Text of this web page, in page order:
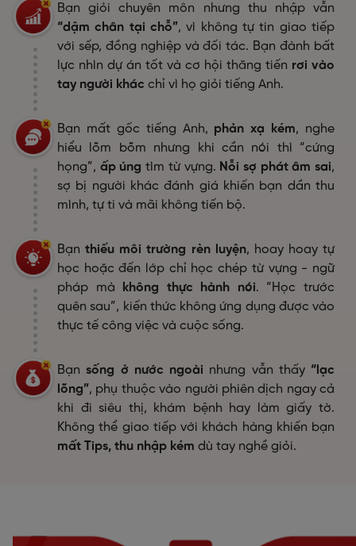
Bạn giỏi chuyên môn nhưng thu nhập vẫn
“dậm chân tại chỗ”, vì không tự tin giao tiếp
với sếp, đồng nghiệp và đối tác. Bạn đành bất
lực nhìn dự án tốt và cơ hội thăng tiến rơi vào
tay người khác chỉ vì họ giỏi tiếng Anh.
Bạn mất gốc tiếng Anh, phản xạ kém, nghe
hiểu lõm bõm nhưng khi cần nói thì “cứng
họng”, ấp úng tìm từ vựng. Nỗi sợ phát âm sai,
sợ bị người khác đánh giá khiến bạn dần thu
mình, tự ti và mãi không tiến bộ.
Bạnthiếu môi trường rèn luyện, hoay hoay tự
học hoặc đến lớp chỉ học chép từ vựng - ngữ
pháp mà
không thực hành nói. “Học trước
quên sau”, kiến thức không ứng dụng được vào
thực tế công việc và cuộc sống.
Bạnsống ở nước ngoài nhưng vẫn thấy “lạc
lõng”, phụ thuộc vào người phiên dịch ngay cả
khi đi siêu thị, khám bệnh hay làm giấy tờ.
Không thể giao tiếp với khách hàng khiến bạn
mất Tips, thu nhập kém dù tay nghề giỏi.